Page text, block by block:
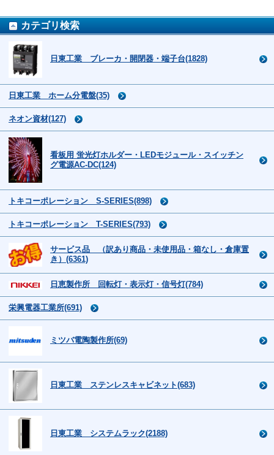
カテゴリ検索
日東工業 ブレーカ・開閉器・端子台(1828)
日東工業 ホーム分電盤(35)
ネオン資材(127)
看板用 蛍光灯ホルダー・LEDモジュール・スイッチン
グ電源AC-DC(124)
トキコーポレーション S-SERIES(898)
トキコーポレーション T-SERIES(793)
サービス品 （訳あり商品・未使用品・箱なし・倉庫置
き）(6361)
日恵製作所 回転灯・表示灯・信号灯(784)
栄興電器工業所(691)
ミツバ電陶製作所(69)
日東工業 ステンレスキャビネット(683)
日東工業 システムラック(2188)